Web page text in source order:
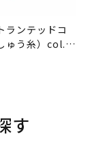
ランテッドコ
ゅう糸）col.0
す